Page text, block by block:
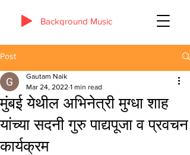
Background Music
Post
मुंबई येथील अभिनेत्री मुग्धा शाह
यांच्या सदनी गुरु पाद्यपूजा व प्रवचन
कार्यक्रम
Gautam Naik
Mar 24, 2022 1 min read